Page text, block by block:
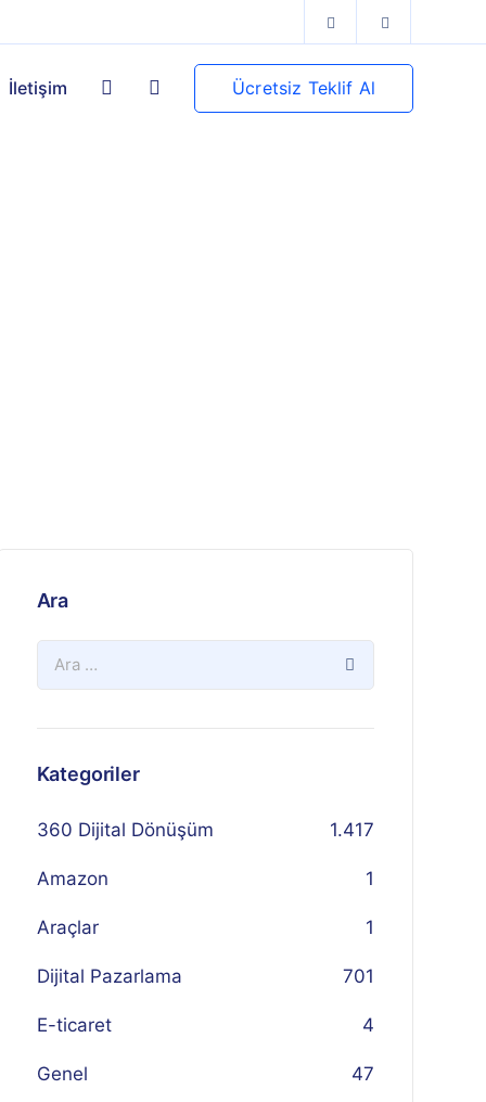
İletişim Ücretsiz Teklif Al
Ara
Kategoriler
360 Dijital Dönüşüm 1.417
Amazon 1
Araçlar 1
Dijital Pazarlama 701
E-ticaret 4
Genel 47